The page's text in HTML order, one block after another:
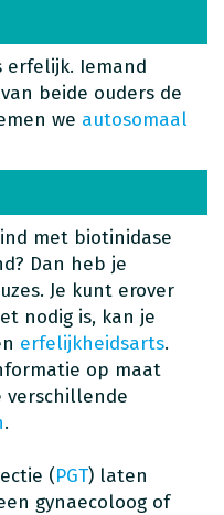
erfelijk. Iemand
beide ouders de
we autosomaal
met biotinidase
Dan heb je
Je kunt erover
nodig is, kan je
erfelijkheidsarts.
op maat
verschillende
.
(PGT) laten
gynaecoloog of